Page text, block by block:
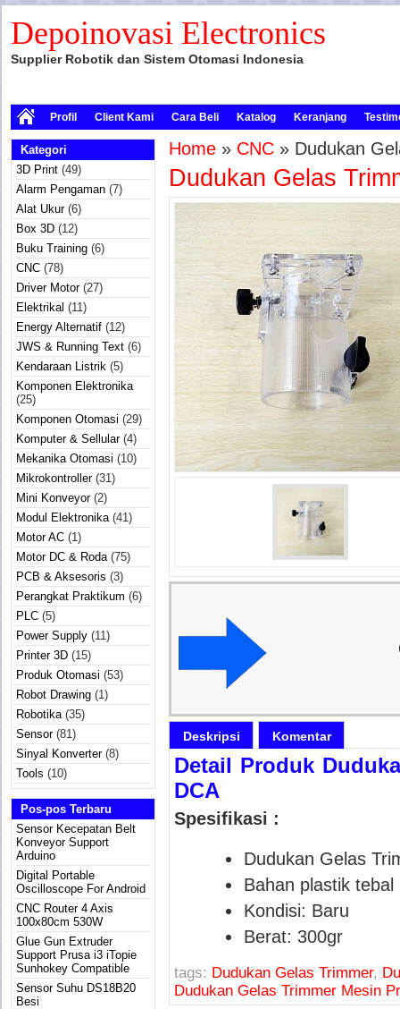
Depoinovasi Electronics
Supplier Robotik dan Sistem Otomasi Indonesia
Profil Client Kami Cara Beli Katalog Keranjang
Kategori
3D Print (49)
Alarm Pengaman (7)
Alat Ukur(6)
Box 3D (12)
Buku Training (6)
CNC (78)
Driver Motor(27)
Elektrikal (11)
Energy Alternatif (12)
JWS & Running Text (6)
Kendaraan Listrik (5)
Komponen Elektronika
(25)
Komponen Otomasi (29)
Komputer & Sellular(4)
Mekanika Otomasi (10)
Mikrokontroller(31)
Mini Konveyor(2)
Modul Elektronika(41)
Motor AC (1)
Motor DC & Roda(75)
PCB & Aksesoris (3)
Perangkat Praktikum (6)
PLC (5)
Power Supply (11)
Printer 3D (15)
Produk Otomasi (53)
Robot Drawing (1)
Robotika(35)
Sensor(81)
Sinyal Konverter(8)
Tools (10)
Pos-pos Terbaru
Sensor Kecepatan Belt
Konveyor Support
Arduino
Digital Portable
Oscilloscope For Android
CNC Router 4 Axis
100x80cm 530W
Glue Gun Extruder
Support Prusa i3 iTopie
Sunhokey Compatible
Sensor Suhu DS18B20
Besi
Home » CNC » Dudukan
Dudukan Gelas
Deskripsi Komentar
Detail Produk
DCA
Spesifikasi :
Dudukan Gelas
Bahan plastik
Kondisi: Baru
Berat: 300gr
tags: Dudukan Gelas Trimmer,
Dudukan Gelas Trimmer Mesin